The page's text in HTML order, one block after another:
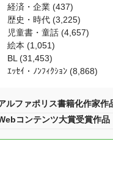
経済・企業 (437)
歴史・時代 (3,225)
児童書・童話 (4,657)
絵本 (1,051)
BL (31,453)
ｴｯｾｲ・ﾉﾝﾌｨｸｼｮﾝ (8,868)
ルファポリス書籍化作家作
コンテンツ大賞受賞作品